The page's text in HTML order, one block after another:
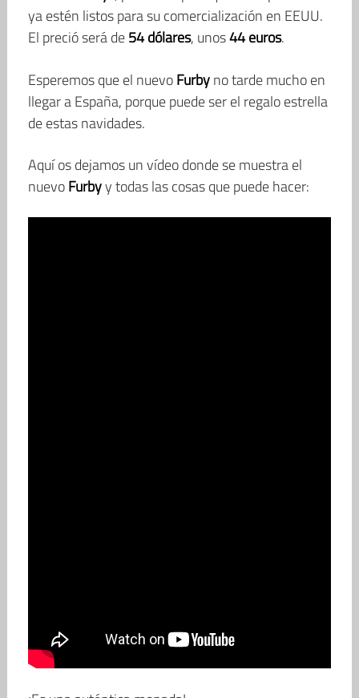
ya estén listos para su comercialización en EEUU.
El preció será de54 dólares, unos44 euros.
Esperemos que el nuevoFurbyno tarde mucho en
llegar a España, porque puede ser el regalo estrella
de estas navidades.
Aquí os dejamos un vídeo donde se muestra el
nuevoFurbyy todas las cosas que puede hacer: